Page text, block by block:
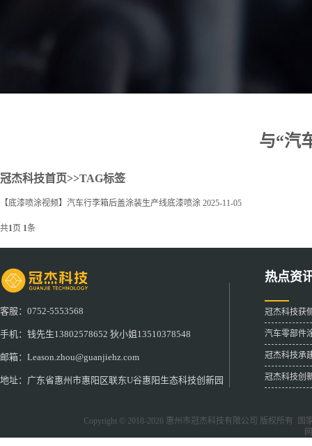
与“汽
冠杰科技首页>>TAG标签
【底漆喷涂视频】汽车行李箱后盖涂装生产线底漆喷涂 2025-11-05
共1页 1条
客服：0752-5553568
手机：钱先生13802578652 狄小姐13510378548
邮箱：Leason.zhou@guanjiehz.com
地址：广东省惠州市惠阳区联东U谷惠阳生态科技创新园
热点资
冠杰科技获
汽车零部件
冠杰科技承
冠杰科技创
Copyright © 2018-2026 惠州市冠杰科技有限公司
版权所有 国